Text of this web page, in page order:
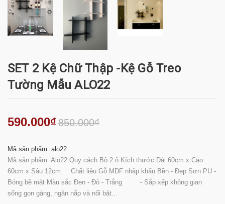
SET 2 Kệ Chữ Thập -Kệ Gỗ Treo
Tường Mẫu ALO22
590.000₫850.000₫
Mã sản phẩm: alo22
Mã sản phẩm Alo22 Quy cách Bộ 2 ô Kích thước Dài 60cm x Cao
60cm x Sâu 12cm Chất liệu Gỗ MDF nhập khẩu Bền - Đẹp Sơn PU -
Bóng bề mặt Màu sắc Đen - Đỏ - Trắng - Sắp xếp không gian
sống gọn gàng, ngăn nắp và nổi bật...